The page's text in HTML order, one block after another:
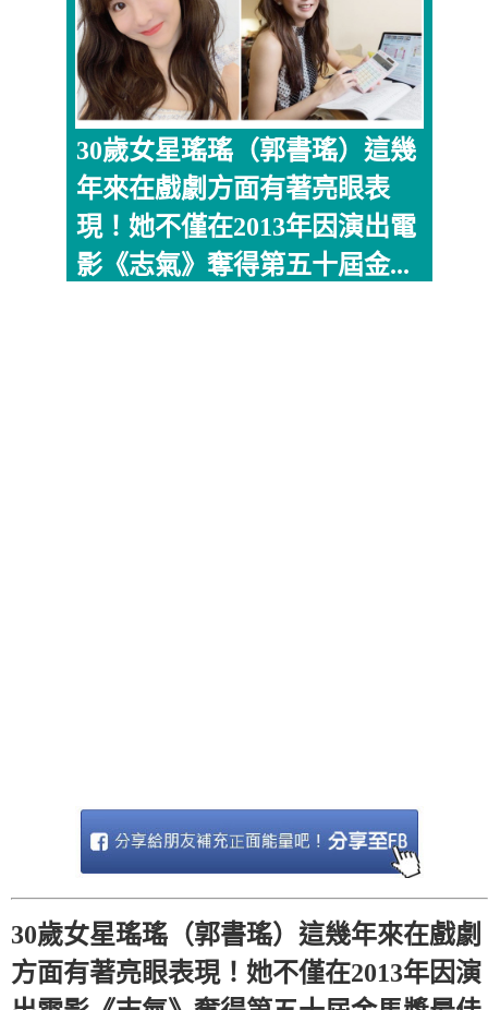
30歲女星瑤瑤（郭書瑤）這幾
年來在戲劇方面有著亮眼表
現！她不僅在2013年因演出電
影《志氣》奪得第五十屆金...
30歲女星瑤瑤（郭書瑤）這幾年來在戲劇
方面有著亮眼表現！她不僅在2013年因演